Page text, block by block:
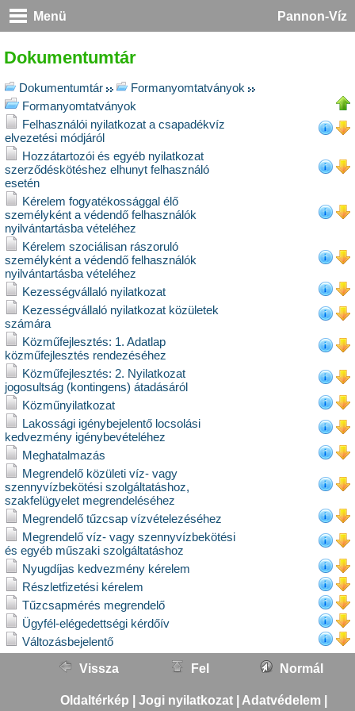
Menü Pannon-Víz
Dokumentumtár
Dokumentumtár
Formanyomtatványok
Formanyomtatványok
Felhasználói nyilatkozat a csapadékvíz
elvezetési módjáról
Hozzátartozói és egyéb nyilatkozat
szerződéskötéshez elhunyt felhasználó
esetén
Kérelem fogyatékossággal élő
személyként a védendő felhasználók
nyilvántartásba vételéhez
Kérelem szociálisan rászoruló
személyként a védendő felhasználók
nyilvántartásba vételéhez
Kezességvállaló nyilatkozat
Kezességvállaló nyilatkozat közületek
számára
Közműfejlesztés: 1. Adatlap
közműfejlesztés rendezéséhez
Közműfejlesztés: 2. Nyilatkozat
jogosultság (kontingens) átadásáról
Közműnyilatkozat
Lakossági igénybejelentő locsolási
kedvezmény igénybevételéhez
Meghatalmazás
Megrendelő közületi víz- vagy
szennyvízbekötési szolgáltatáshoz,
szakfelügyelet megrendeléséhez
Megrendelő tűzcsap vízvételezéséhez
Megrendelő víz- vagy szennyvízbekötési
és egyéb műszaki szolgáltatáshoz
Nyugdíjas kedvezmény kérelem
Részletfizetési kérelem
Tűzcsapmérés megrendelő
Ügyfél-elégedettségi kérdőív
Változásbejelentő
Vissza
Fel Normál
Oldaltérkép Jogi nyilatkozat| Adatvédelem|